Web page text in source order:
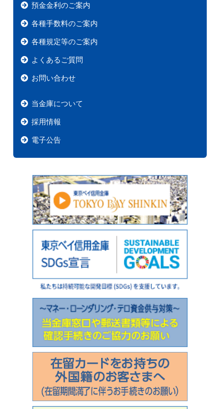
預金金利のご案内
各種手数料のご案内
各種規定等のご案内
よくあるご質問
お問い合わせ
当金庫について
採用情報
電子公告